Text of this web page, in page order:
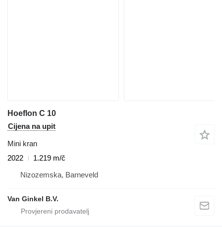
Hoeflon C 10
Cijena na upit
Mini kran
2022
1.219 m/č
Nizozemska, Barneveld
Van Ginkel B.V.